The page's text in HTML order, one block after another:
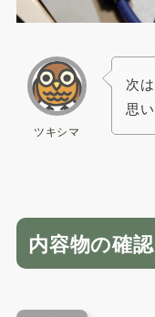
ツキシマ
次
思い
内容物の確認